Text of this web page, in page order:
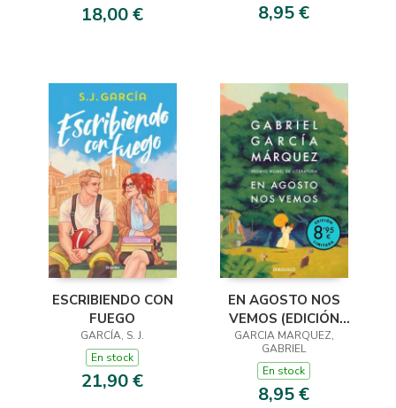
18,00 € 8,95 €
ESCRIBIENDO CON
FUEGO
GARCÍA, S. J.
En stock
21,90 €
EN AGOSTO NOS
VEMOS (EDICIÓN
LIMITADA)
GARCIA MARQUEZ,
GABRIEL
En stock
8,95 €